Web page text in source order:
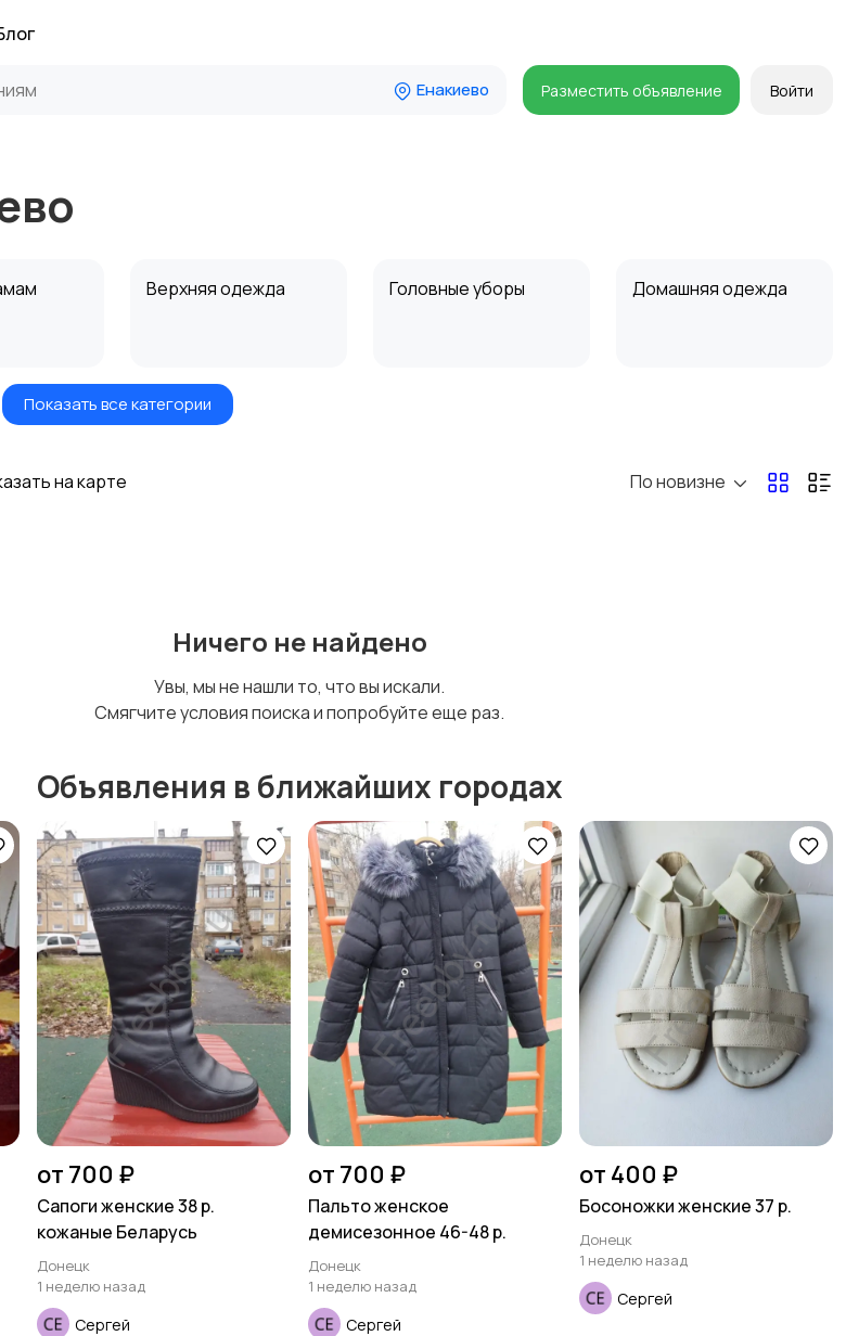
Енакиево Разместить объявление Войти
Верхняя одежда Головные уборы Домашняя одежда
Обувь
Показать все категории
на карте По новизне
Ничего не найдено
Увы, мы не нашли то, что вы искали.
Смягчите условия поиска и попробуйте еще раз.
Объявления в ближайших городах
от 700 ₽
Сапоги женские 38 р.
кожаные Беларусь
Донецк
1 неделю назад
Сергей
от 700 ₽
Пальто женское
демисезонное 46-48 р.
Донецк
1 неделю назад
Сергей
от 400 ₽
Босоножки женские 37 р.
Донецк
1 неделю назад
Сергей